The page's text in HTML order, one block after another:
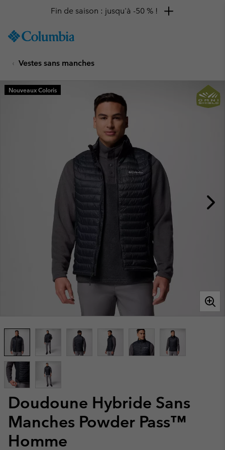
TO
SKIP
MAIN
NAV
Fin de saison : jusqu'à -50 % !
Vestes sans manches
Doudoune Hybride Sans
Manches Powder Pass™
Homme
Nouveaux Coloris